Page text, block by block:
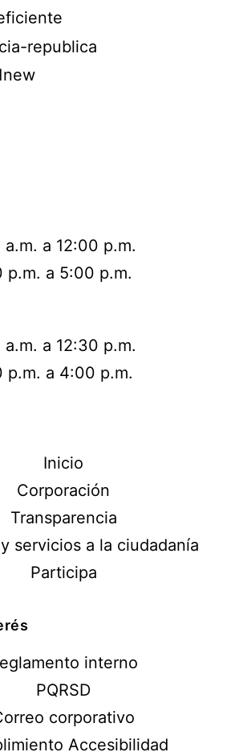
a.m. a 12:00 p.m.
p.m. a 5:00 p.m.
a.m. a 12:30 p.m.
p.m. a 4:00 p.m.
Inicio
Corporación
Transparencia
servicios a la ciudadanía
Participa
interno
PQRSD
corporativo
Accesibilidad